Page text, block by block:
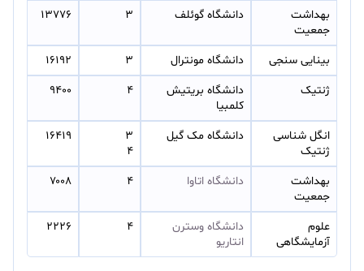
جمعیت
دانشگاه گوئلف ۳ ۱۳۷۷۶
بینایی سنجی دانشگاه مونترال ۳
۱۶۱۹۲
ژنتیک
کلمبیا
۴ ۹۴۰۰
انگل شناسی
ژنتیک
دانشگاه مک گیل
۳
۴
۱۶۴۱۹
جمعیت
دانشگاه اتاوا ۴ ۷۰۰۸
آزمایشگاهی
انتاریو
۴ ۲۲۲۶